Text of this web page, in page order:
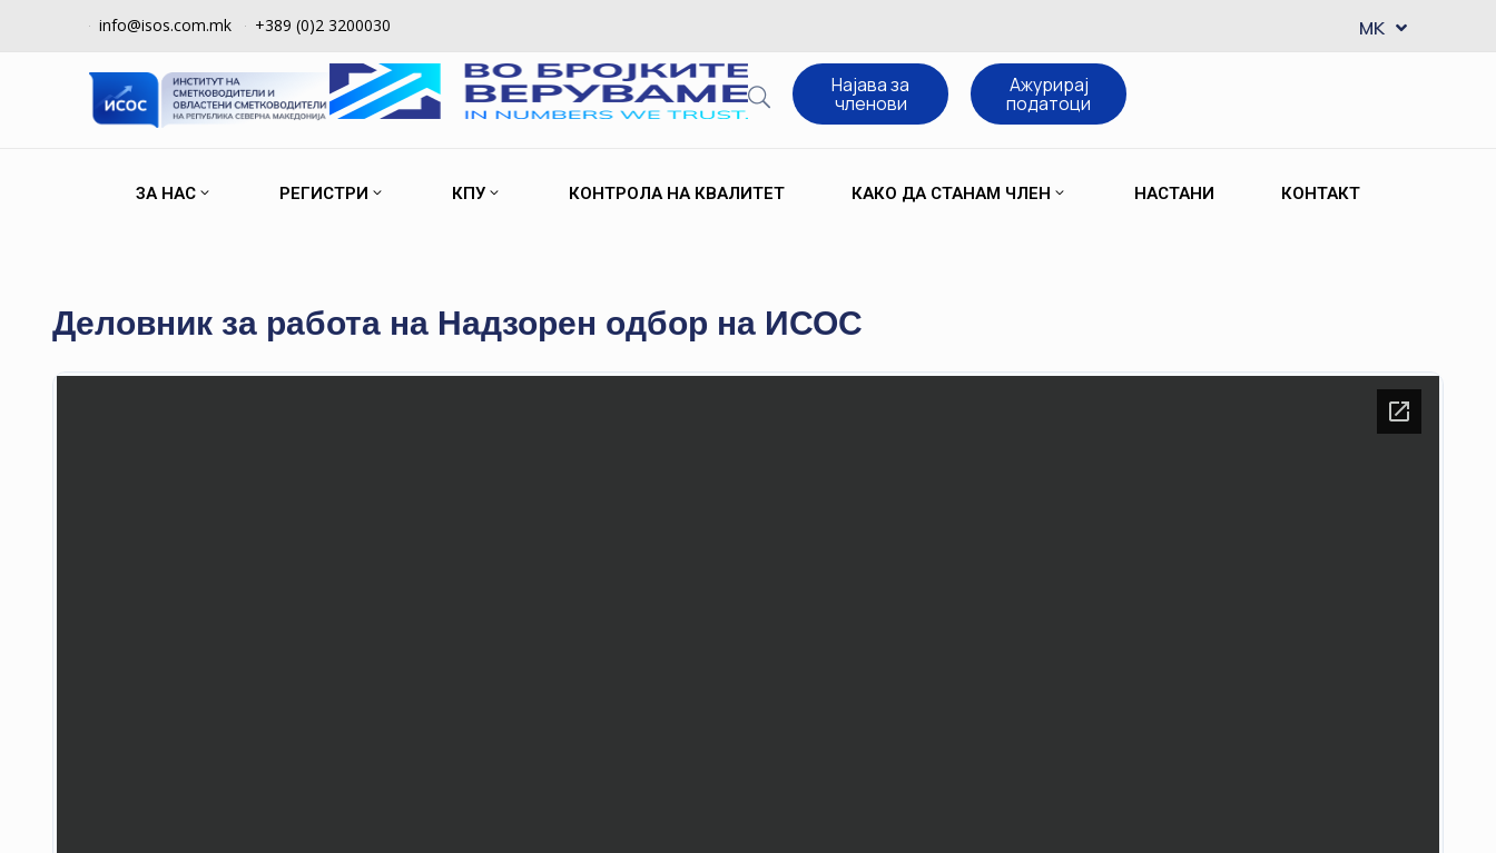
info@isos.com.mk +389 (0)2 3200030 MK
SQ
Најава за
членови
Ажурирај
податоци
ЗА НАС РЕГИСТРИ КПУ КОНТРОЛА НА КВАЛИТЕТ КАКО ДА СТАНАМ ЧЛЕН НАСТАНИ КОНТАКТ
Деловник за работа на Надзорен одбор на ИСОС